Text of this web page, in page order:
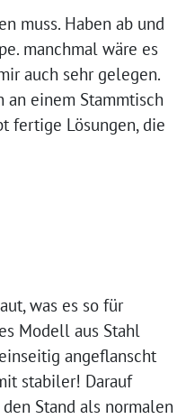
muss. Haben ab und
manchmal wäre es
auch sehr gelegen.
an einem Stammtisch
fertige Lösungen, die
was es so für
Modell aus Stahl
angeflanscht
stabiler! Darauf
Stand als normalen